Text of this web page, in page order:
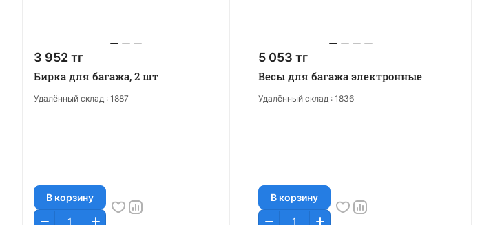
3 952 тг
Бирка для багажа, 2 шт
Удалённый склад : 1887
В корзину
5 053 тг
Весы для багажа электронные
Удалённый склад : 1836
В корзину